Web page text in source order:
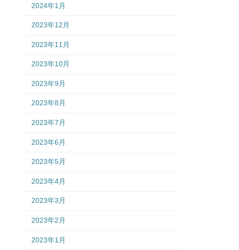
2024年1月
2023年12月
2023年11月
2023年10月
2023年9月
2023年8月
2023年7月
2023年6月
2023年5月
2023年4月
2023年3月
2023年2月
2023年1月